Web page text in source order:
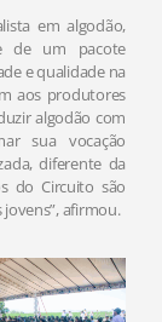
em algodão,
de um pacote
e qualidade na
aos produtores
algodão com
sua vocação
diferente da
do Circuito são
afirmou.